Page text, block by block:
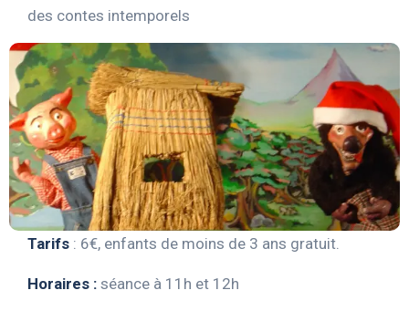
des contes intemporels
Tarifs : 6€, enfants de moins de 3 ans gratuit.
Horaires : séance à 11h et 12h